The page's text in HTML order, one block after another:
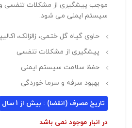
موجب پیشگیری از مشکلات تنفسی
سیستم ایمنی می شود.
حاوی گیاه گل ختمی، زالزالک،
پیشگیری از مشکلات تنفسی
حفظ سلامت سیستم ایمنی
بهبود سرفه و سرما خوردگی
تاریخ مصرف (انقضا) : بیش از 1 سال
در انبار موجود نمی باشد